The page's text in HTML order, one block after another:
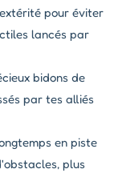
pour éviter
lancés par
bidons de
par tes alliés
en piste
plus